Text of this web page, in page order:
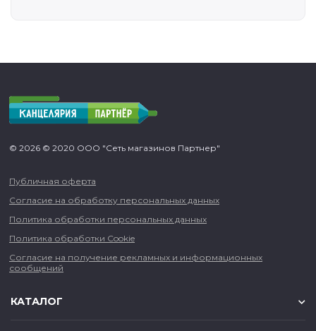
© 2026 © 2020 ООО "Сеть магазинов Партнер"
Публичная оферта
Согласие на обработку персональных данных
Политика обработки персональных данных
Политика обработки Cookie
Согласие на получение рекламных и информационных
сообщений
КАТАЛОГ